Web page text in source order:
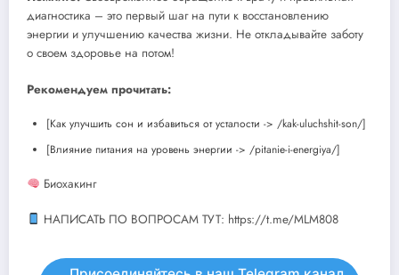
диагностика – это первый шаг на пути к восстановлению
энергии и улучшению качества жизни. Не откладывайте заботу
о своем здоровье на потом!
Рекомендуем прочитать:
[Как улучшить сон и избавиться от усталости -> /kak-uluchshit-son/]
[Влияние питания на уровень энергии -> /pitanie-i-energiya/]
Биохакинг
НАПИСАТЬ ПО ВОПРОСАМ ТУТ: https://t.me/MLM808